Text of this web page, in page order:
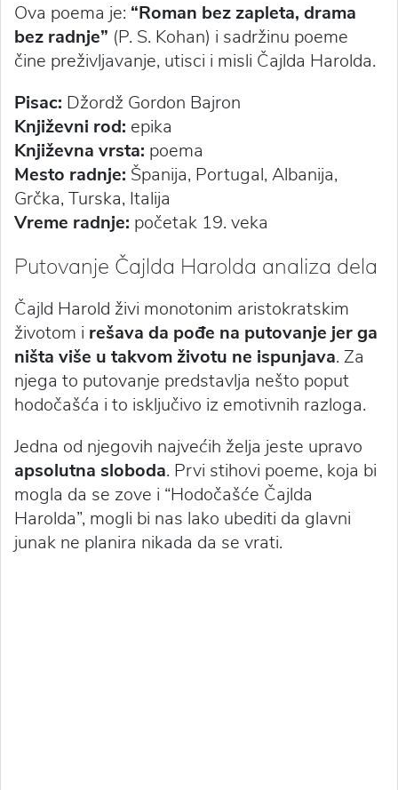
Ova poema je: “Roman bez zapleta, drama
bez radnje” (P. S. Kohan) i sadržinu poeme
čine preživljavanje, utisci i misli Čajlda Harolda.
Pisac: Džordž Gordon Bajron
Književni rod: epika
Književna vrsta: poema
Mesto radnje: Španija, Portugal, Albanija,
Grčka, Turska, Italija
Vreme radnje: početak 19. veka
Putovanje Čajlda Harolda analiza dela
Čajld Harold živi monotonim aristokratskim
životom i rešava da pođe na putovanje jer ga
ništa više u takvom životu ne ispunjava. Za
njega to putovanje predstavlja nešto poput
hodočašća i to isključivo iz emotivnih razloga.
Jedna od njegovih najvećih želja jeste upravo
apsolutna sloboda. Prvi stihovi poeme, koja bi
mogla da se zove i “Hodočašće Čajlda
Harolda”, mogli bi nas lako ubediti da glavni
junak ne planira nikada da se vrati.